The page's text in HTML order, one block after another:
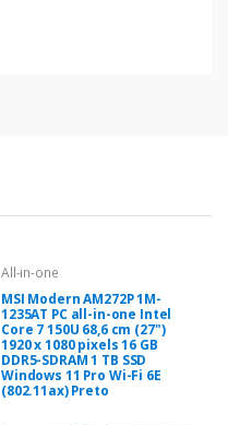
All-in-one
MSI Modern AM272P 1M-
1235AT PC all-in-one Intel
Core 7 150U 68,6 cm (27")
1920 x 1080 pixels 16 GB
DDR5-SDRAM 1 TB SSD
Windows 11 Pro Wi-Fi 6E
(802.11ax) Preto